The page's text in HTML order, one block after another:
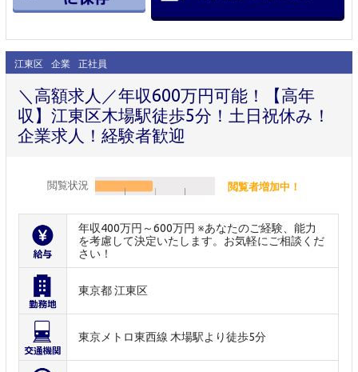
江東区 企業 正社員
＼高額求人／年収600万円可能！【高年
収】江東区木場駅徒歩5分！土日祝休み！
企業求人！経験者歓迎
閲覧状況 閲覧者増加中！
年収400万円～600万円 ※あなたのご経験、能力
を考慮して決定いたします。お気軽にご相談くだ
さい！
東京都 江東区
東京メトロ東西線 木場駅より徒歩5分